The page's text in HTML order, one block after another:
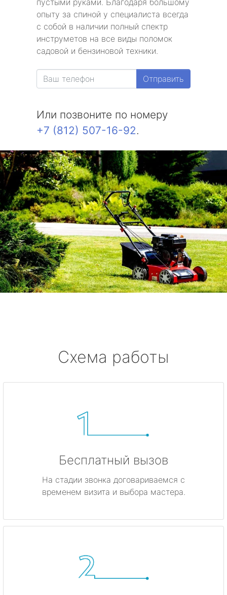
пустыми руками. Благодаря большому
опыту за спиной у специалиста всегда
с собой в наличии полный спектр
инструметов на все виды поломок
садовой и бензиновой техники.
Отправить
Или позвоните по номеру
+7 (812) 507-16-92.
Схема работы
Бесплатный вызов
На стадии звонка договариваемся с
временем визита и выбора мастера.